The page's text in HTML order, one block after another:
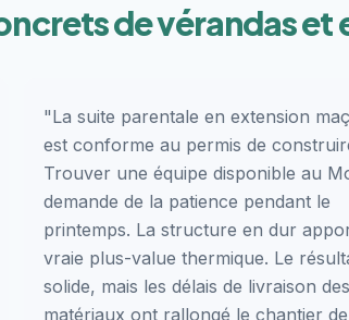
de vérandas et
"La suite parentale en extension
est conforme au permis de
Trouver une équipe disponible au
demande de la patience pendant le
printemps. La structure en dur
vraie plus-value thermique. Le
solide, mais les délais de livraison des
matériaux ont rallongé le chantier